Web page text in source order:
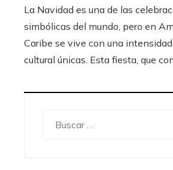
La Navidad es una de las
simbólicas del mundo, pero en
Caribe se vive con una
cultural únicas. Esta fiesta, que